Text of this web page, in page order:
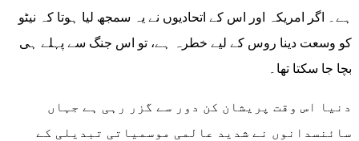
ہے۔ اگر امریکہ اور اس کے اتحادیوں نے یہ سمجھ لیا ہوتا کہ نیٹو
کو وسعت دینا روس کے لیے خطرہ ہے، تو اس جنگ سے پہلے ہی
بچا جا سکتا تھا۔
دنیا اس وقت پریشان کن دور سے گزر رہی ہے جہاں
سائنسدانوں نے شدید عالمی موسمیاتی تبدیلی کے